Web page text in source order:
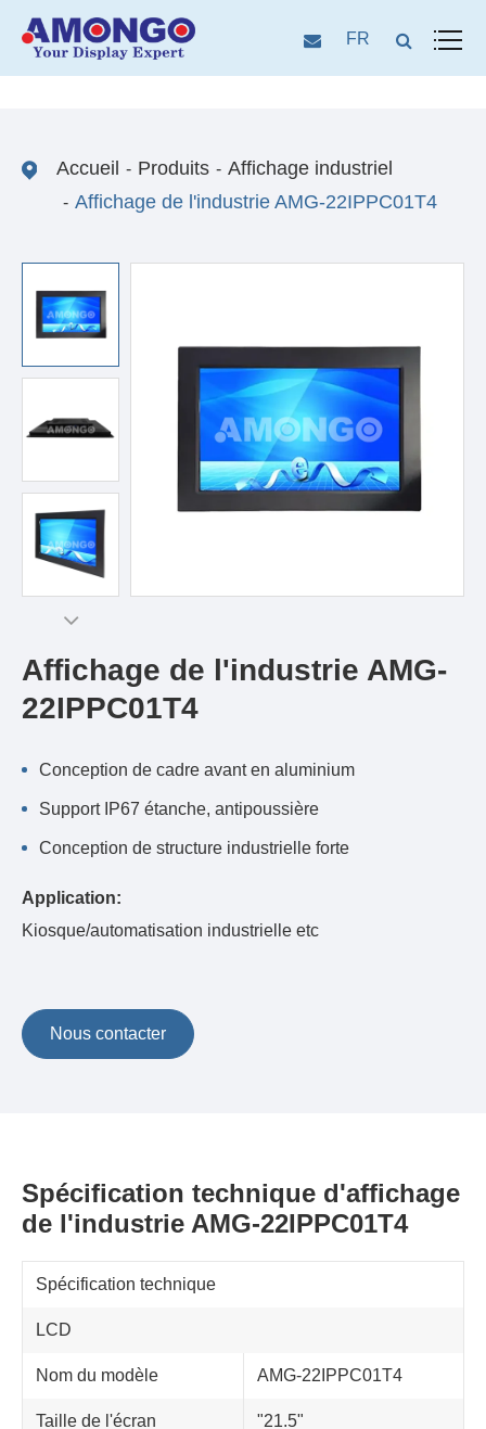
FR
Accueil Produits
Affichage industriel
Affichage de l'industrie AMG-22IPPC01T4
Affichage de l'industrie AMG-
22IPPC01T4
Conception de cadre avant en aluminium
Support IP67 étanche, antipoussière
Conception de structure industrielle forte
Application:
Kiosque/automatisation industrielle etc
Nous contacter
Spécification technique d'affichage
de l'industrie AMG-22IPPC01T4
Spécification technique
LCD
Nom du modèle AMG-22IPPC01T4
Taille de l'écran "21.5"